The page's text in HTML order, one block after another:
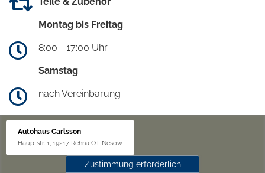
Montag bis Freitag
8:00 - 17:00 Uhr
Samstag
nach Vereinbarung
Autohaus Carlsson
Hauptstr. 1, 19217 Rehna OT Nesow
Zustimmung erforderlich